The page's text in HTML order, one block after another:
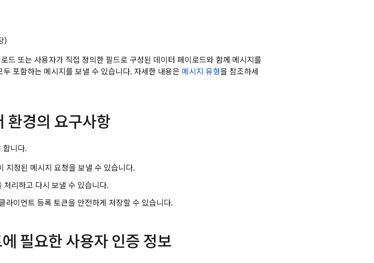
)
드 또는 사용자가 직접 정의한 필드로 구성된 데이터 페이로드와 함께 메시지를
포함하는 메시지를 보낼 수 있습니다. 자세한 내용은 메시지 유형을 참조하세
환경의 요구사항
합니다.
지정된 메시지 요청을 보낼 수 있습니다.
처리하고 다시 보낼 수 있습니다.
라이언트 등록 토큰을 안전하게 저장할 수 있습니다.
필요한 사용자 인증 정보